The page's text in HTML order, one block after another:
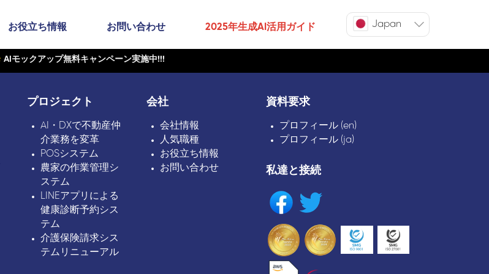
お役立ち情報 お問い合わせ 2025年生成AI活用ガイド Japan
AIモックアップ無料キャンペーン実施中!!!
プロジェクト
AI・DXで不動産仲
介業務を変革
POSシステム
農家の作業管理シ
ステム
LINEアプリによる
健康診断予約シス
テム
介護保険請求シス
テムリニューアル
会社
会社情報
人気職種
お役立ち情報
お問い合わせ
資料要求
プロフィール (en)
プロフィール (ja)
私達と接続